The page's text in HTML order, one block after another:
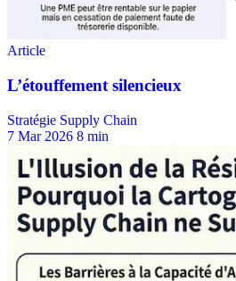
Stratégie Supply Chain
7 Mar 2026 8 min